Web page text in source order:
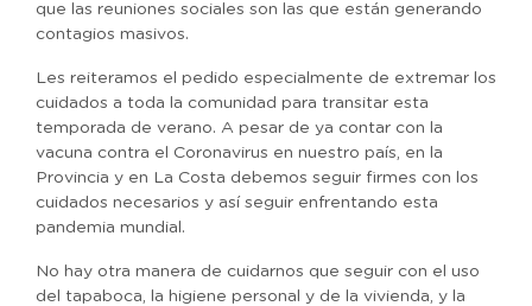
que las reuniones sociales son las que están generando
contagios masivos.
Les reiteramos el pedido especialmente de extremar los
cuidados a toda la comunidad para transitar esta
temporada de verano. A pesar de ya contar con la
vacuna contra el Coronavirus en nuestro país, en la
Provincia y en La Costa debemos seguir firmes con los
cuidados necesarios y así seguir enfrentando esta
pandemia mundial.
No hay otra manera de cuidarnos que seguir con el uso
del tapaboca, la higiene personal y de la vivienda, y la